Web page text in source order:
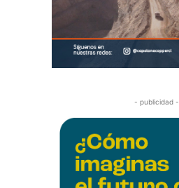
- publicidad -